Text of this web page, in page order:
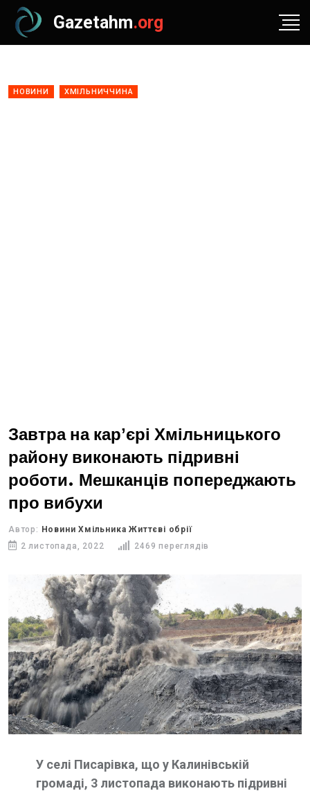
Gazetahm.org
НОВИНИ ХМІЛЬНИЧЧИНА
Завтра на карʼєрі Хмільницького
району виконають підривні
роботи. Мешканців попереджають
про вибухи
Автор: Новини Хмільника Життєві обрії
2 листопада, 2022
2469 переглядів
У селі Писарівка, що у Калинівській
громаді, 3 листопада виконають підривні